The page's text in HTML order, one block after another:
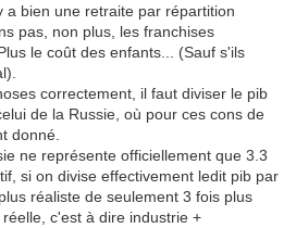
a bien une retraite par répartition
pas, non plus, les franchises
le coût des enfants... (Sauf s'ils
correctement, il faut diviser le pib
de la Russie, où pour ces cons de
donné.
ne représente officiellement que 3.3
si on divise effectivement ledit pib par
réaliste de seulement 3 fois plus
c'est à dire industrie +